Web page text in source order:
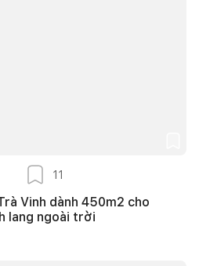
11
Vinh dành 450m2 cho
lang ngoài trời